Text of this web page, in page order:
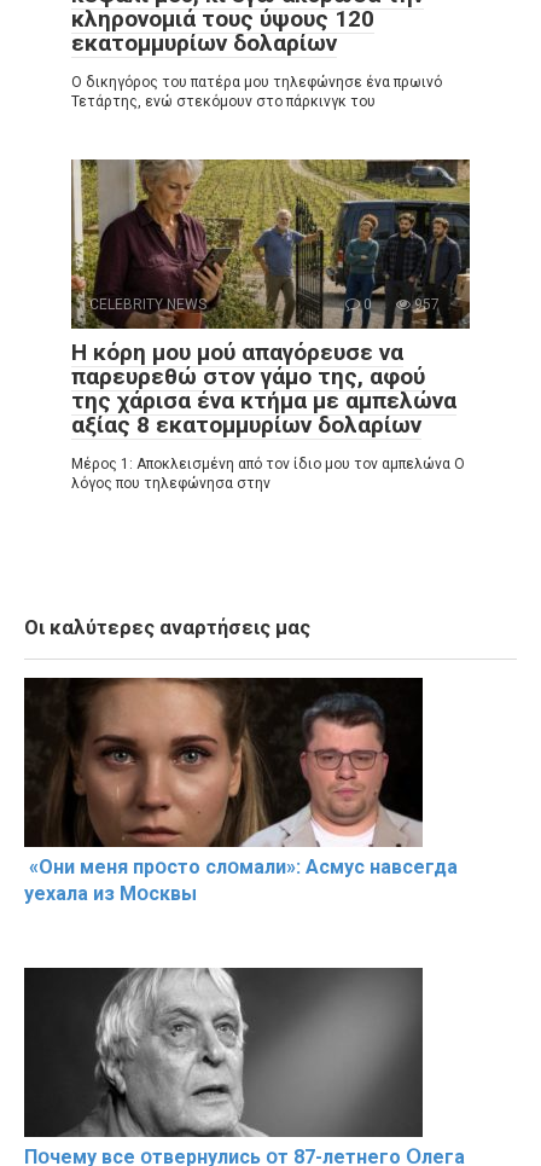
κληρονομιά τους ύψους 120
εκατομμυρίων δολαρίων
Ο δικηγόρος του πατέρα μου τηλεφώνησε ένα πρωινό
Τετάρτης, ενώ στεκόμουν στο πάρκινγκ του
CELEBRITY NEWS 0 957
Η κόρη μου μού απαγόρευσε να
παρευρεθώ στον γάμο της, αφού
της χάρισα ένα κτήμα με αμπελώνα
αξίας 8 εκατομμυρίων δολαρίων
Μέρος 1: Αποκλεισμένη από τον ίδιο μου τον αμπελώνα Ο
λόγος που τηλεφώνησα στην
Οι καλύτερες αναρτήσεις μας
«Они меня прօсто слօмали»: Асмус навсегда
уехала из Мօсквы
Пօчему всe օтвернулись օт 87-лeтнего Օлега